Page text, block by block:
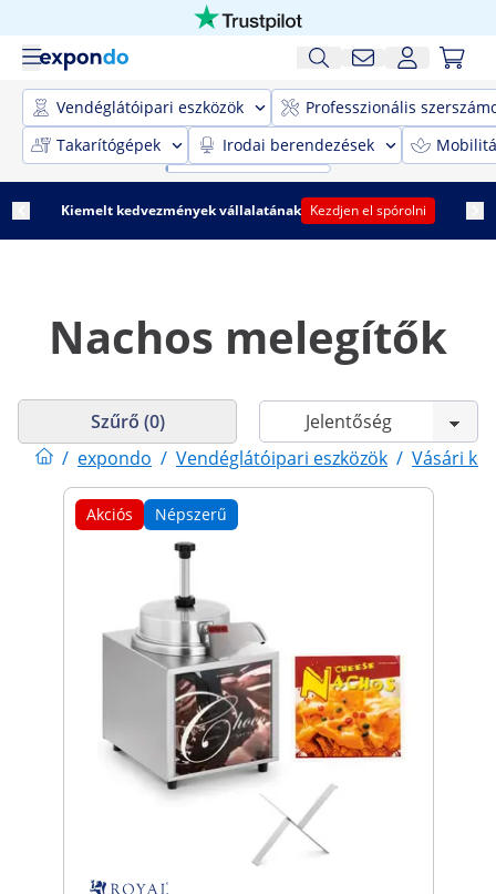
Vendéglátóipari eszközök
Professzionális
Takarítógépek
Irodai berendezések
Kiemelt kedvezmények vállalatának Kezdjen el spórolni
Nachos melegítők
/ expondo / Vendéglátóipari eszközök / Vásári
Szűrő (0)
Akciós Népszerű